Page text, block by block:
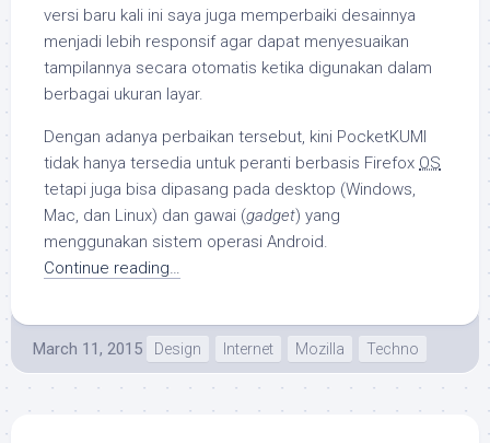
versi baru kali ini saya juga memperbaiki desainnya
menjadi lebih responsif agar dapat menyesuaikan
tampilannya secara otomatis ketika digunakan dalam
berbagai ukuran layar.
Dengan adanya perbaikan tersebut, kini PocketKUMI
tidak hanya tersedia untuk peranti berbasis Firefox OS
tetapi juga bisa dipasang pada desktop (Windows,
Mac, dan Linux) dan gawai (gadget) yang
menggunakan sistem operasi Android.
Continue reading…
March 11, 2015 Design Internet Mozilla Techno